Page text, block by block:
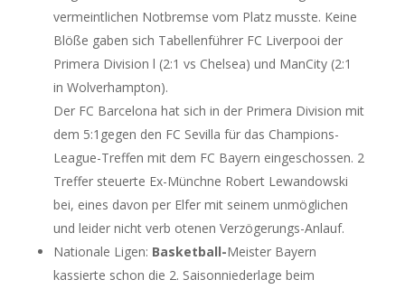
vermeintlichen Notbremse vom Platz musste. Keine
Blöße gaben sich Tabellenführer FC Liverpooi der
Primera Division l (2:1 vs Chelsea) und ManCity (2:1
in Wolverhampton).
Der FC Barcelona hat sich in der Primera Division mit
dem 5:1gegen den FC Sevilla für das Champions-
League-Treffen mit dem FC Bayern eingeschossen. 2
Treffer steuerte Ex-Münchne Robert Lewandowski
bei, eines davon per Elfer mit seinem unmöglichen
und leider nicht verb otenen Verzögerungs-Anlauf.
Nationale Ligen: Basketball-Meister Bayern
kassierte schon die 2. Saisonniederlage beim